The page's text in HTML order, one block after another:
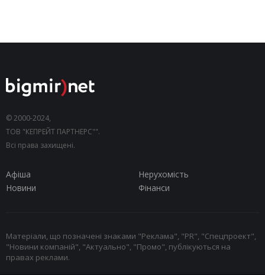
© 2000-2024,
ТОВ "КЕПРЕЙТ ПАРТНЕРС"".
Всі права захищені.
Афіша
Нерухомість
Новини
Фінанси
Матеріали, що позначені знаками "Реклама", "PR", "Спецпроект",
"Новини компаній", "Актуально", "Промо", публікуються на
правах реклами.